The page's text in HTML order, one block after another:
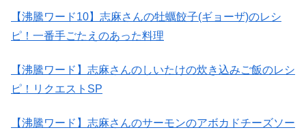
【沸騰ワード10】志麻さんの牡蠣餃子(ギョーザ)のレシ
ピ！一番手ごたえのあった料理
【沸騰ワード】志麻さんのしいたけの炊き込みご飯のレシ
ピ！リクエストSP
【沸騰ワード】志麻さんのサーモンのアボカドチーズソー